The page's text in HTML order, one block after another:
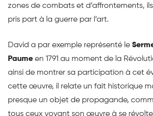
zones de combats et d’affrontements,
pris part à la guerre par l’art.
David a par exemple représenté le
Paume en 1791 au moment de la
ainsi de montrer sa participation à cet
cette œuvre, il relate un fait historique
presque un objet de propagande,
tous ceux voyant son œuvre à se